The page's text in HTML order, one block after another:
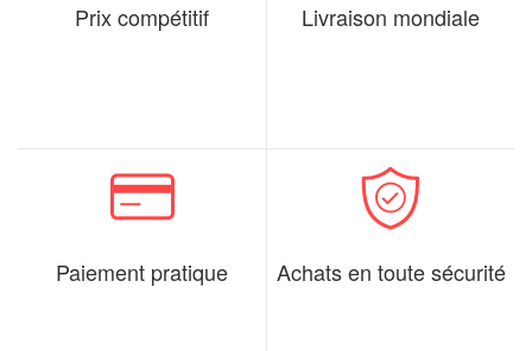
Prix compétitif Livraison mondiale
Paiement pratique Achats en toute sécurité